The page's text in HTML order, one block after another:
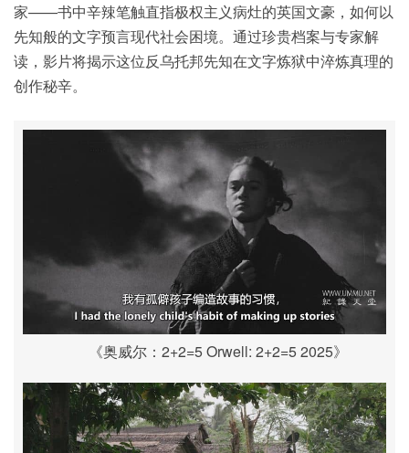
家——书中辛辣笔触直指极权主义病灶的英国文豪，如何以
先知般的文字预言现代社会困境。通过珍贵档案与专家解
读，影片将揭示这位反乌托邦先知在文字炼狱中淬炼真理的
创作秘辛。
《奥威尔：2+2=5 Orwell: 2+2=5 2025》